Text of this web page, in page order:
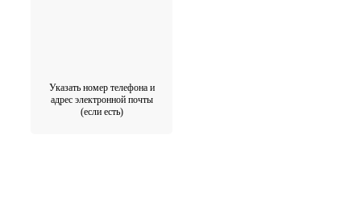
Указать номер телефона и
адрес электронной почты
(если есть)